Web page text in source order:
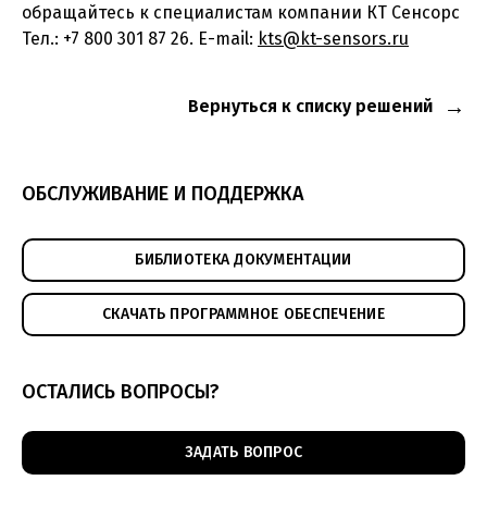
обращайтесь к специалистам компании КТ Сенсорс
Тел.: +7 800 301 87 26. E-mail: kts@kt-sensors.ru
Вернуться к списку решений
ОБСЛУЖИВАНИЕ И ПОДДЕРЖКА
БИБЛИОТЕКА ДОКУМЕНТАЦИИ
СКАЧАТЬ ПРОГРАММНОЕ ОБЕСПЕЧЕНИЕ
ОСТАЛИСЬ ВОПРОСЫ?
ЗАДАТЬ ВОПРОС